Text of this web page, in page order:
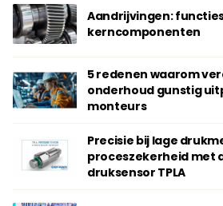
Aandrijvingen:
kerncomponenten
5 redenen waarom
onderhoud gunstig
monteurs
Precisie bij lage
proceszekerheid met
druksensor TPLA